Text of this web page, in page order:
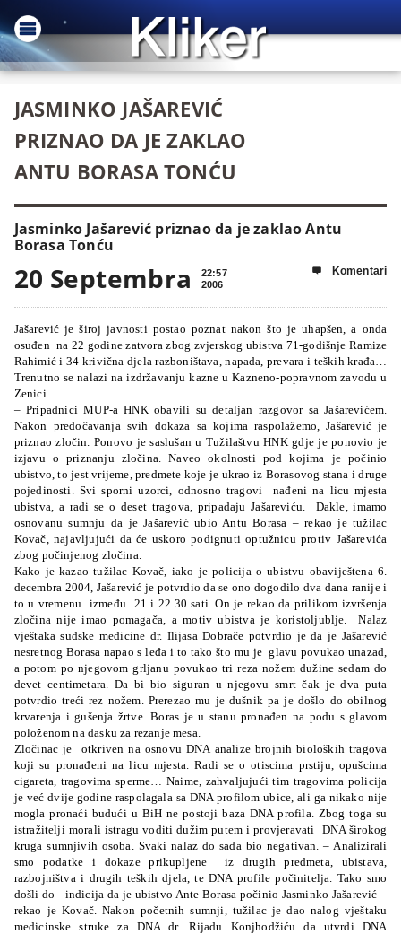
JASMINKO JAŠAREVIĆ
PRIZNAO DA JE ZAKLAO
ANTU BORASA TONĆU
Jasminko Jašarević priznao da je zaklao Antu
Borasa Tonću
20 Septembra
22:57
2006
 Komentari
Jašarević je široj javnosti postao poznat nakon što je uhapšen, a onda
osuđen na 22 godine zatvora zbog zvjerskog ubistva 71-godišnje Ramize
Rahimić i 34 krivična djela razboništava, napada, prevara i teških krađa…
Trenutno se nalazi na izdržavanju kazne u Kazneno-popravnom zavodu u
Zenici.
– Pripadnici MUP-a HNK obavili su detaljan razgovor sa Jašarevićem.
Nakon predočavanja svih dokaza sa kojima raspolažemo, Jašarević je
priznao zločin. Ponovo je saslušan u Tužilaštvu HNK gdje je ponovio je
izjavu o priznanju zločina. Naveo okolnosti pod kojima je počinio
ubistvo, to jest vrijeme, predmete koje je ukrao iz Borasovog stana i druge
pojedinosti. Svi sporni uzorci, odnosno tragovi
nađeni na licu mjesta
ubistva, a radi se o deset tragova, pripadaju Jašareviću.
Dakle, imamo
osnovanu sumnju da je Jašarević ubio Antu Borasa – rekao je tužilac
Kovač, najavljujući da će uskoro podignuti optužnicu protiv Jašarevića
zbog počinjenog zločina.
Kako je kazao tužilac Kovač, iako je policija o ubistvu obaviještena 6.
decembra 2004, Jašarević je potvrdio da se ono dogodilo dva dana ranije i
to u vremenu
između
21 i 22.30 sati. On je rekao da prilikom izvršenja
zločina nije imao pomagača, a motiv ubistva je koristoljublje.
Nalaz
vještaka sudske medicine dr. Ilijasa Dobrače potvrdio je da je Jašarević
nesretnog Borasa napao s leđa i to tako što mu je glavu povukao unazad,
a potom po njegovom grljanu povukao tri reza nožem dužine sedam do
devet centimetara. Da bi bio siguran u njegovu smrt čak je dva puta
potvrdio treći rez nožem. Prerezao mu je dušnik pa je došlo do obilnog
krvarenja i gušenja žrtve. Boras je u stanu pronađen na podu s glavom
položenom na dasku za rezanje mesa.
Zločinac je
otkriven na osnovu DNA analize brojnih bioloških tragova
koji su pronađeni na licu mjesta. Radi se o otiscima prstiju, opušcima
cigareta, tragovima sperme… Naime, zahvaljujući tim tragovima policija
je već dvije godine raspolagala sa DNA profilom ubice, ali ga nikako nije
mogla pronaći budući u BiH ne postoji baza DNA profila. Zbog toga su
istražitelji morali istragu voditi dužim putem i provjeravati
DNA širokog
kruga sumnjivih osoba. Svaki nalaz do sada bio negativan. – Analizirali
smo podatke i dokaze prikupljene
iz drugih predmeta, ubistava,
razbojništva i drugih teških djela, te DNA profile počinitelja. Tako smo
došli do
indicija da je ubistvo Ante Borasa počinio Jasminko Jašarević –
rekao je Kovač. Nakon početnih sumnji, tužilac je dao nalog vještaku
medicinske struke za DNA dr. Rijadu Konjhodžiću da utvrdi DNA